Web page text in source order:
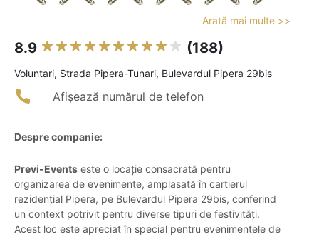
Arată mai multe >>
8.9 (188)
Voluntari, Strada Pipera-Tunari, Bulevardul Pipera 29bis
Afișează numărul de telefon
Despre companie:
Previ-Events este o locație consacrată pentru
organizarea de evenimente, amplasată în cartierul
rezidențial Pipera, pe Bulevardul Pipera 29bis, conferind
un context potrivit pentru diverse tipuri de festivități.
Acest loc este apreciat în special pentru evenimentele de